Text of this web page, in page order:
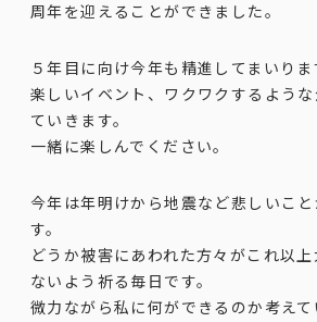
周年を迎えることができました。
５年目に向け今年も精進してまいりま
楽しいイベント、ワクワクするよう
ていきます。
一緒に楽しんでください。
今年は年明けから地震など悲しいこと
す。
どうか被害にあわれた方々がこれ以
ないよう祈る毎日です。
微力ながら私に何ができるのか考え